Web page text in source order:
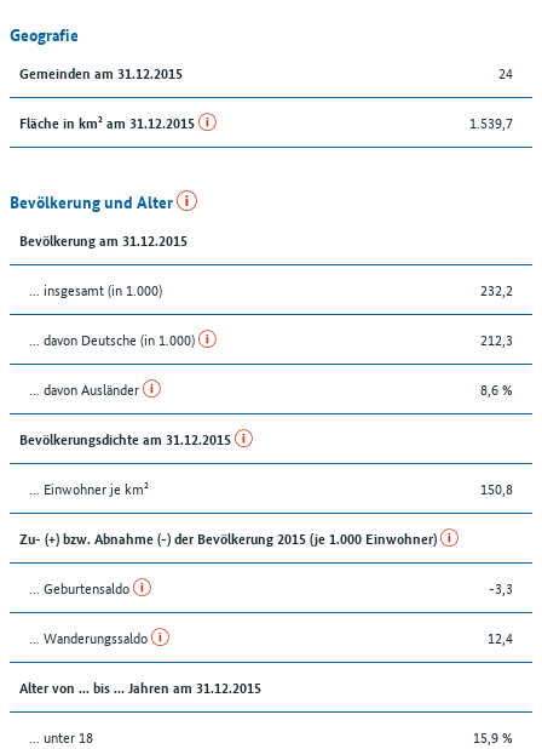
Geografie
Gemeinden am 31.12.2015 24
Fläche in km² am 31.12.2015 1.539,7
Bevölkerung und Alter
Bevölkerung am 31.12.2015
... insgesamt (in 1.000) 232,2
... davon Deutsche (in 1.000) 212,3
... davon Ausländer 8,6 %
Bevölkerungsdichte am 31.12.2015
... Einwohner je km² 150,8
Zu- (+) bzw. Abnahme (-) der Bevölkerung 2015 (je 1.000 Einwohner)
... Geburtensaldo -3,3
... Wanderungssaldo 12,4
Alter von ... bis ... Jahren am 31.12.2015
... unter 18 15,9 %